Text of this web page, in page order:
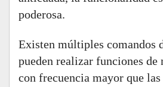
poderosa.
Existen múltiples comandos
pueden realizar funciones de
con frecuencia mayor que